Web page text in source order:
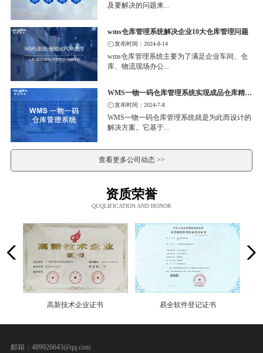
及要解决的问题来...
wms仓库管理系统解决企业10大仓库管理问题
发布时间：2024-8-14
wms仓库管理系统主要为了满足企业车间、仓
库、物流现场办公...
WMS一物一码仓库管理系统实现成品仓库精细化管理
发布时间：2024-7-8
WMS一物一码仓库管理系统就是为此而设计的
解决方案。它基于...
查看更多公司动态 >>
资质荣誉
QUQLIFICATION AND HONOR
高新技术企业证书 易全软件登记证书
邮箱：489926643@qq.com